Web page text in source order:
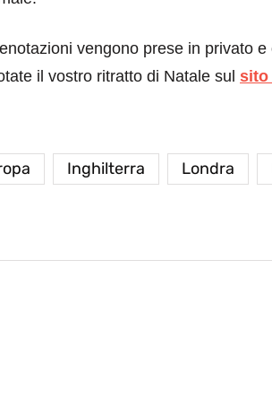
vengono prese in privato
il vostro ritratto di Natale sul sito
Inghilterra Londra